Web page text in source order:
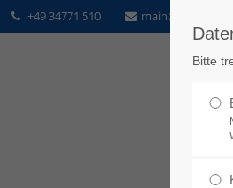
+49 34771 510 main@vtq.de
Bitte